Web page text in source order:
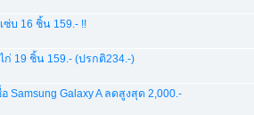
ซ่บ 16 ชิ้น 159.- !!
ก่ 19 ชิ้น 159.- (ปรกติ234.-)
Samsung Galaxy A ลดสูงสุด 2,000.-